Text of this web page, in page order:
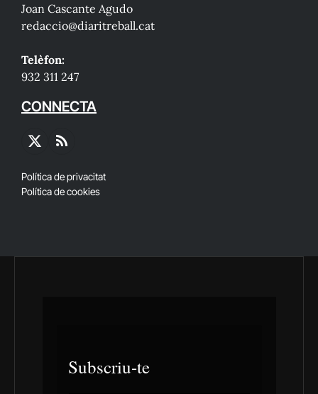
Joan Cascante Agudo
redaccio@diaritreball.cat
Telèfon:
932 311 247
CONNECTA
X
RSS
Política de privacitat
Política de cookies